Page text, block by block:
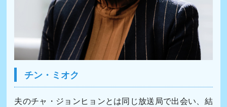
チン・ミオク
夫のチャ・ジョンヒョンとは同じ放送局で出会い、結